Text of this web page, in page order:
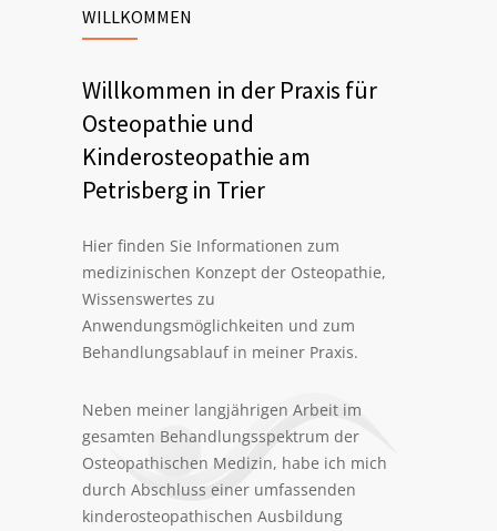
WILLKOMMEN
Willkommen in der Praxis für
Osteopathie und
Kinderosteopathie am
Petrisberg in Trier
Hier finden Sie Informationen zum
medizinischen Konzept der Osteopathie,
Wissenswertes zu
Anwendungsmöglichkeiten und zum
Behandlungsablauf in meiner Praxis.
Neben meiner langjährigen Arbeit im
gesamten Behandlungsspektrum der
Osteopathischen Medizin, habe ich mich
durch Abschluss einer umfassenden
kinderosteopathischen Ausbildung